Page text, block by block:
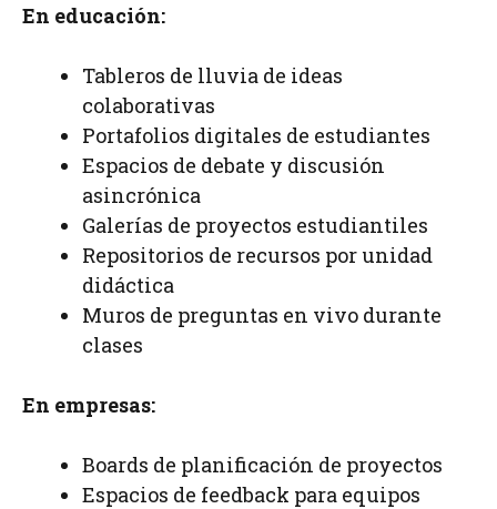
En educación:
Tableros de lluvia de ideas
colaborativas
Portafolios digitales de estudiantes
Espacios de debate y discusión
asincrónica
Galerías de proyectos estudiantiles
Repositorios de recursos por unidad
didáctica
Muros de preguntas en vivo durante
clases
En empresas:
Boards de planificación de proyectos
Espacios de feedback para equipos